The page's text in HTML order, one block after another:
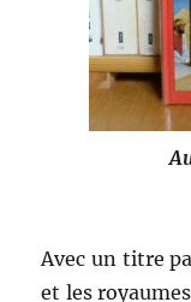
Avec un titre
et les